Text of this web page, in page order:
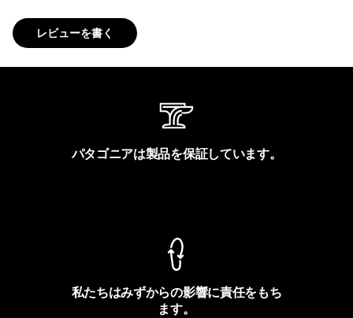
レビューを書く
パタゴニアは製品を保証しています。
私たちはみずからの影響に責任をもち
ます。